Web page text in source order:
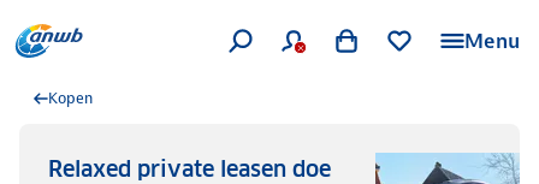
Menu
Kopen
Relaxed private leasen doe